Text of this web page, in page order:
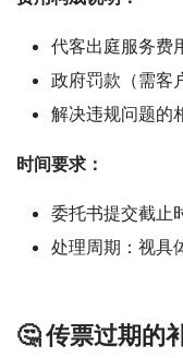
代客出庭服务费
政府罚款（需客
解决违规问题的
时间要求：
委托书提交截止
处理周期：视具
🤔 传票过期的